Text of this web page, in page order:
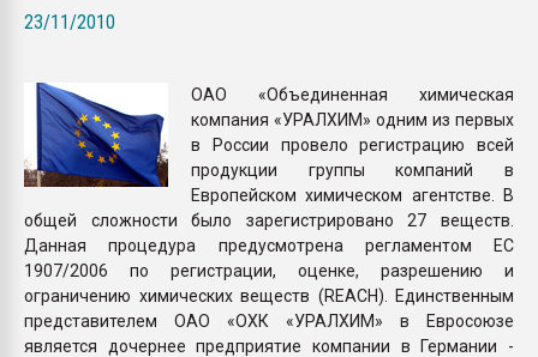
23/11/2010
ОАО «Объединенная химическая
компания «УРАЛХИМ» одним из первых
в России провело регистрацию всей
продукции группы компаний в
Европейском химическом агентстве. В
общей сложности было зарегистрировано 27 веществ.
Данная процедура предусмотрена регламентом ЕС
1907/2006 по регистрации, оценке, разрешению и
ограничению химических веществ (REACH). Единственным
представителем ОАО «ОХК «УРАЛХИМ» в Евросоюзе
является дочернее предприятие компании в Германии -